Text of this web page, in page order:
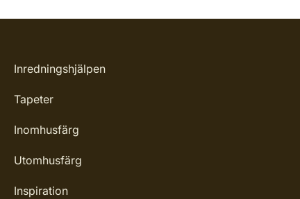
Inredningshjälpen
Tapeter
Inomhusfärg
Utomhusfärg
Inspiration